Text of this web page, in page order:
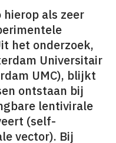
als zeer
het onderzoek,
Universitair
UMC), blijkt
ontstaan bij
lentivirale
(self-
vector). Bij